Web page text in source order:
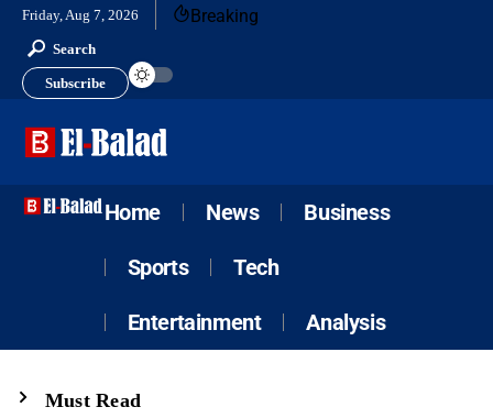
Friday, Aug 7, 2026 Breaking
Search
Subscribe
Home News Business
Sports Tech
Entertainment Analysis
Must Read